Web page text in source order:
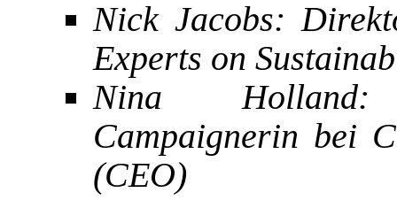
Nick Jacobs:
Experts on
Nina Holland:
Campaignerin bei
(CEO)